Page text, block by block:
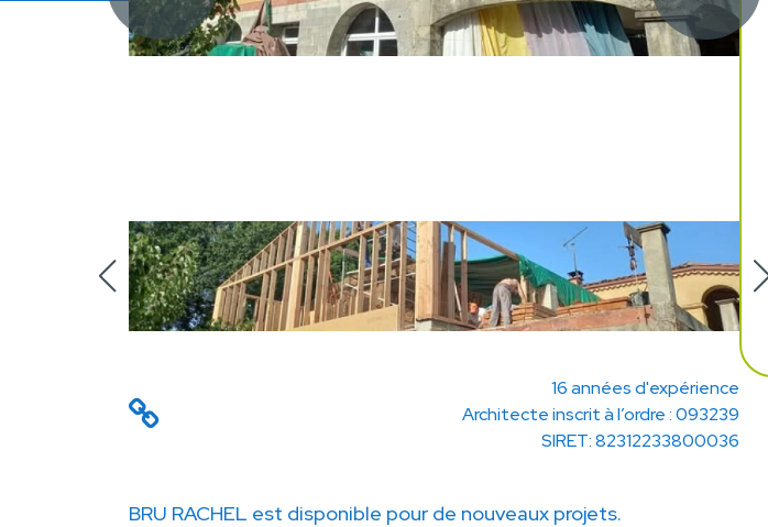
16 années d'expérience
Architecte inscrit à l’ordre : 093239
SIRET: 82312233800036
BRU RACHEL est disponible pour de nouveaux projets.